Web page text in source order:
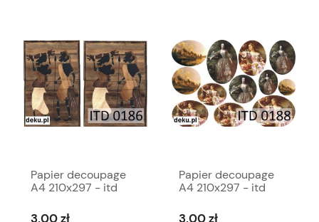
Papier decoupage
A4 210x297 - itd
3,00 zł
Papier decoupage
A4 210x297 - itd
3,00 zł